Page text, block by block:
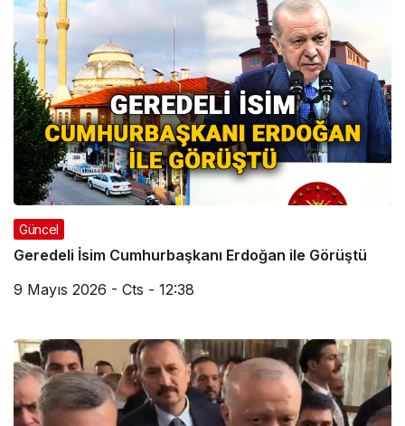
Güncel
Geredeli İsim Cumhurbaşkanı Erdoğan ile Görüştü
9 Mayıs 2026 - Cts - 12:38